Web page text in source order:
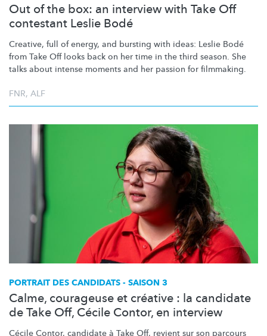
Out of the box: an interview with Take Off
contestant Leslie Bodé
Creative, full of energy, and bursting with ideas: Leslie Bodé
from Take Off looks back on her time in the third season. She
talks about intense moments and her passion for filmmaking.
FNR, ALF
PORTRAIT DES CANDIDATS - SAISON 3
Calme, courageuse et créative : la candidate
de Take Off, Cécile Contor, en interview
Cécile Contor, candidate à Take Off, revient sur son parcours